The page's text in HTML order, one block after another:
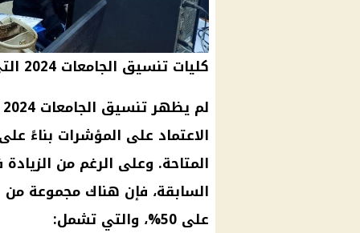
كليات تنسيق الجامعات 2024 التي تقبل من 50%
الاعتماد على المؤشرات بناءً
المتاحة. وعلى الرغم من
السابقة، فإن هناك مجموعة من
على 50%، والتي تشمل: